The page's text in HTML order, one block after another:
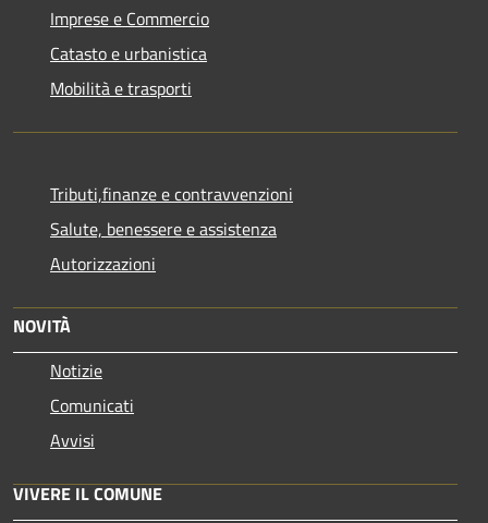
Imprese e Commercio
Catasto e urbanistica
Mobilità e trasporti
Tributi,finanze e contravvenzioni
Salute, benessere e assistenza
Autorizzazioni
NOVITÀ
Notizie
Comunicati
Avvisi
VIVERE IL COMUNE